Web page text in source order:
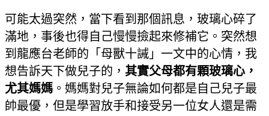
可能太過突然，當下看到那個訊息，玻璃心碎了
滿地，事後也得自己慢慢撿起來修補它。突然想
到龍應台老師的「母獸十誡」一文中的心情，我
想告訴天下做兒子的， 其實父母都有顆玻璃心，
尤其媽媽 。媽媽對兒子無論如何都是自己兒子最
帥最優，但是學習放手和接受另一位女人還是需